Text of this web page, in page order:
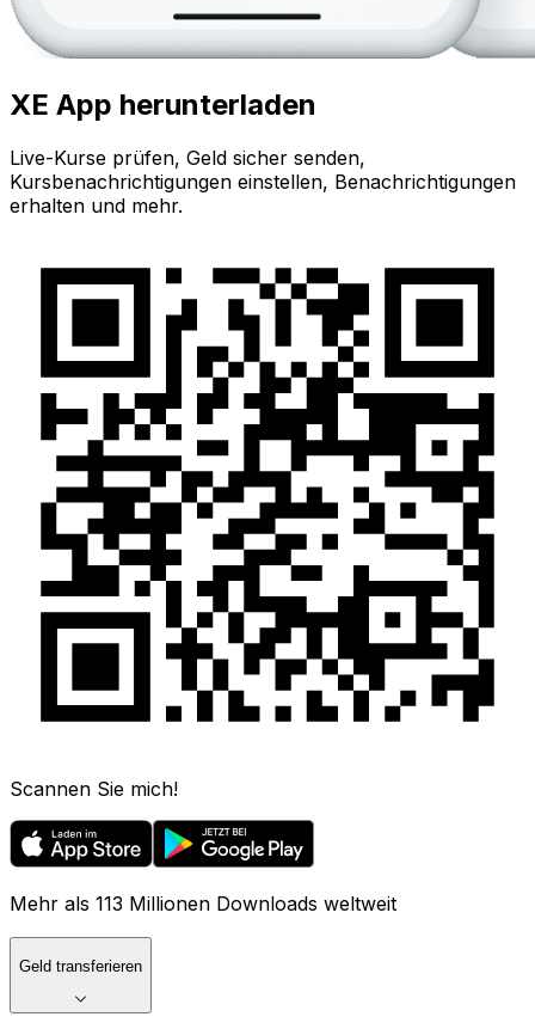
XE App herunterladen
Live-Kurse prüfen, Geld sicher senden,
Kursbenachrichtigungen einstellen, Benachrichtigungen
erhalten und mehr.
Scannen Sie mich!
Mehr als 113 Millionen Downloads weltweit
Geld transferieren